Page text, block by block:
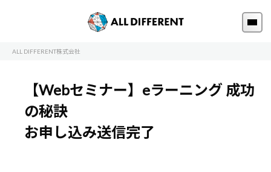
ALL DIFFERENT株式会社
【Webセミナー】eラーニング 成功
の秘訣
お申し込み送信完了